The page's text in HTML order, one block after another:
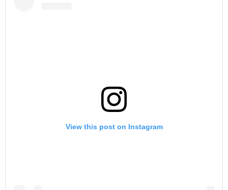
View this post on Instagram